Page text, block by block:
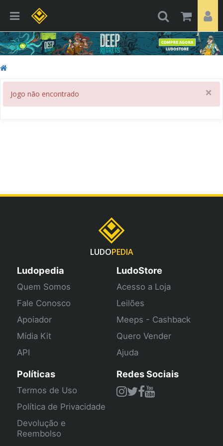
Jogo não encontrado ×
LUDOPEDIA
Ludopedia
Quem Somos
Fale Conosco
Apoiador
Mídia Kit
API
LudoStore
Acesso a Loja
Leilões
Meeps - Cashback
Quero Vender
Ajuda
Políticas
Termos de Uso
Política de Privacidade
Devolução e
Reembolso
Redes Sociais